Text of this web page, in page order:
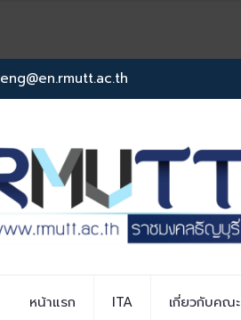
eng@en.rmutt.ac.th
หน้าแรก ITA เกี่ยวกับคณะ